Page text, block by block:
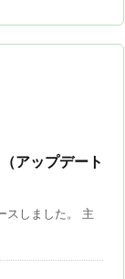
アップデート
スしました。 主